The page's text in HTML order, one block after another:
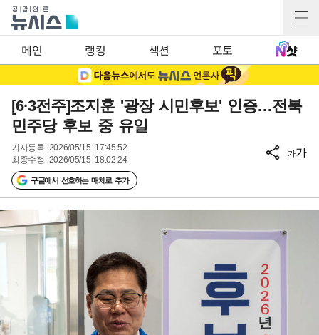
메인 랭킹 섹션 포토
[6·3전주]조지훈 '광장 시민후보' 인증…전북
민주당 후보 중 유일
기사등록 2026/05/15 17:45:52
최종수정 2026/05/15 18:02:24
구글에서 선호하는 매체로 추가
가가